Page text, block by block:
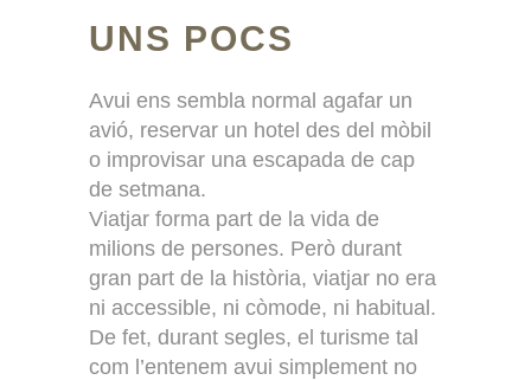
UNS POCS
Avui ens sembla normal agafar un
avió, reservar un hotel des del mòbil
o improvisar una escapada de cap
de setmana.
Viatjar forma part de la vida de
milions de persones. Però durant
gran part de la història, viatjar no era
ni accessible, ni còmode, ni habitual.
De fet, durant segles, el turisme tal
com l’entenem avui simplement no